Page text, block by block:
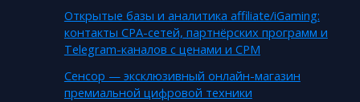
Открытые базы и аналитика affiliate/iGaming:
контакты CPA-сетей, партнёрских программ и
Telegram-каналов с ценами и CPM
Сенсор — эксклюзивный онлайн-магазин
премиальной цифровой техники